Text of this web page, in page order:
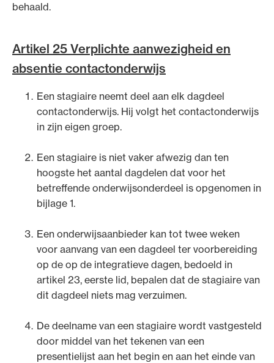
behaald.
Artikel 25 Verplichte aanwezigheid en
absentie contactonderwijs
Een stagiaire neemt deel aan elk dagdeel
contactonderwijs. Hij volgt het contactonderwijs
in zijn eigen groep.
Een stagiaire is niet vaker afwezig dan ten
hoogste het aantal dagdelen dat voor het
betreffende onderwijsonderdeel is opgenomen in
bijlage 1.
Een onderwijsaanbieder kan tot twee weken
voor aanvang van een dagdeel ter voorbereiding
op de op de integratieve dagen, bedoeld in
artikel 23, eerste lid, bepalen dat de stagiaire van
dit dagdeel niets mag verzuimen.
De deelname van een stagiaire wordt vastgesteld
door middel van het tekenen van een
presentielijst aan het begin en aan het einde van